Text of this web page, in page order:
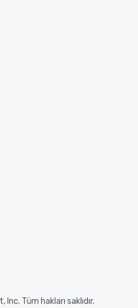
Tüm hakları saklıdır.